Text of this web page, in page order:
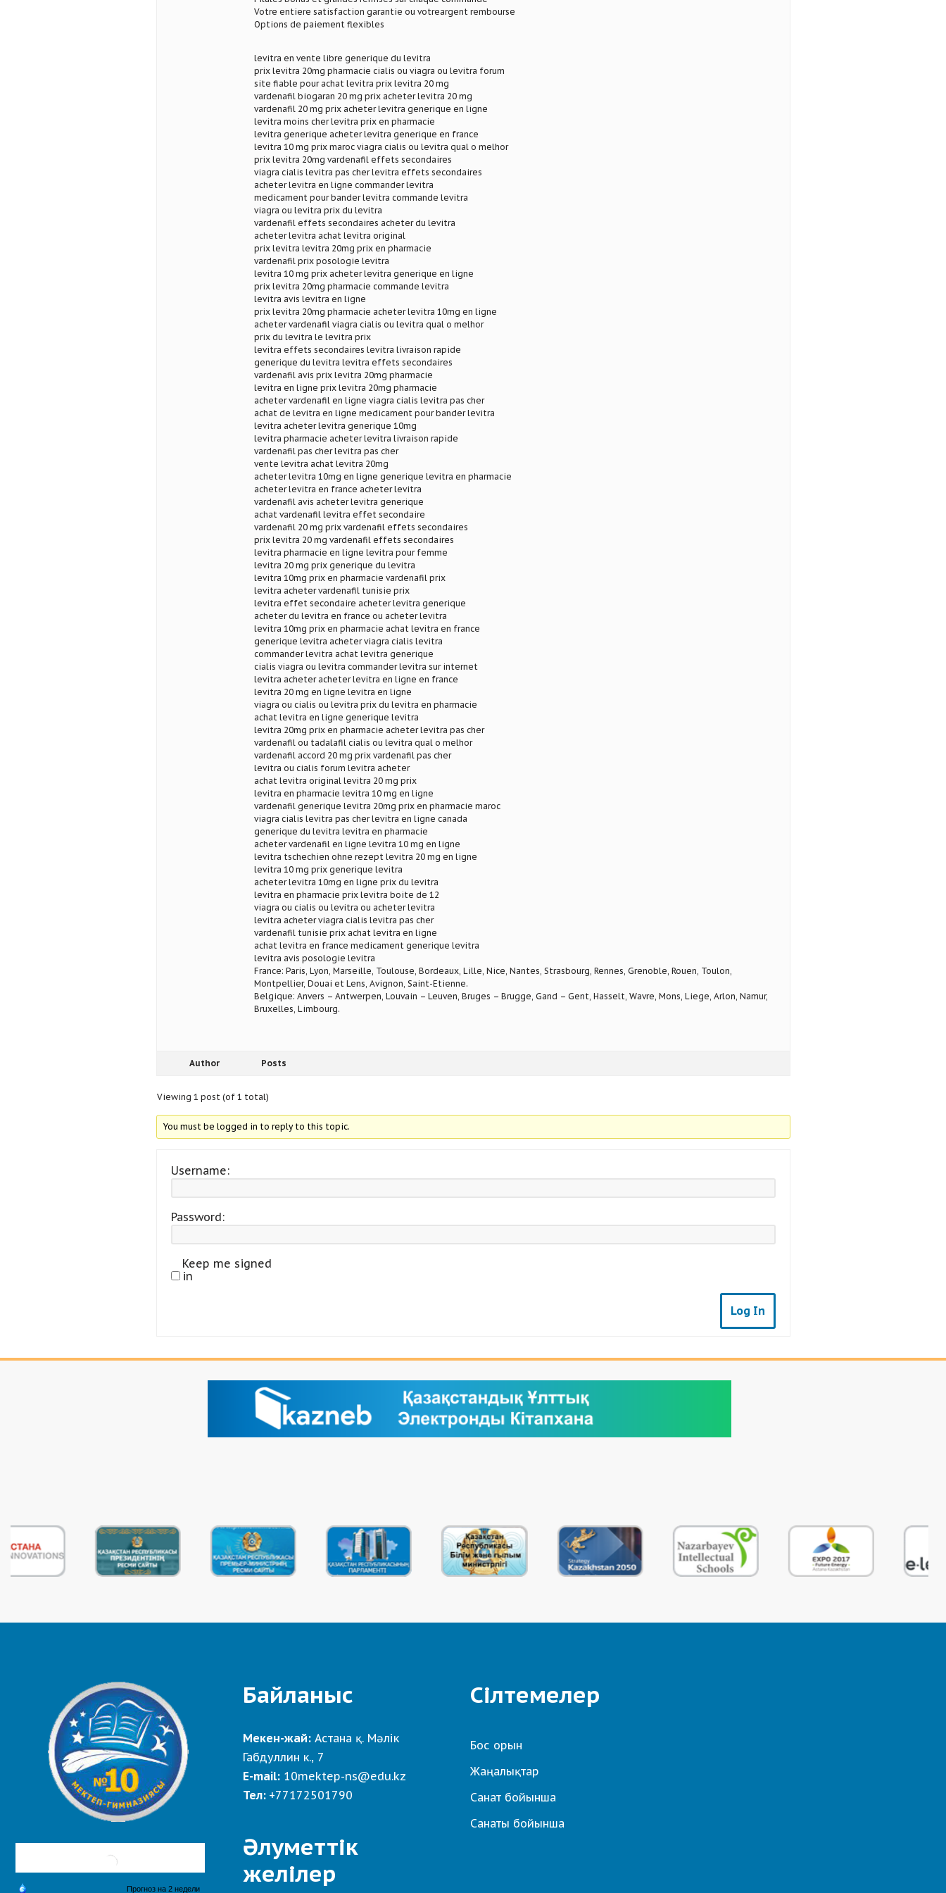
Votre entiere satisfaction garantie ou votreargent rembourse
Options de paiement flexibles
levitra en vente libre generique du levitra
prix levitra 20mg pharmacie cialis ou viagra ou levitra forum
site fiable pour achat levitra prix levitra 20 mg
vardenafil biogaran 20 mg prix acheter levitra 20 mg
vardenafil 20 mg prix acheter levitra generique en ligne
levitra moins cher levitra prix en pharmacie
levitra generique acheter levitra generique en france
levitra 10 mg prix maroc viagra cialis ou levitra qual o melhor
prix levitra 20mg vardenafil effets secondaires
viagra cialis levitra pas cher levitra effets secondaires
acheter levitra en ligne commander levitra
medicament pour bander levitra commande levitra
viagra ou levitra prix du levitra
vardenafil effets secondaires acheter du levitra
acheter levitra achat levitra original
prix levitra levitra 20mg prix en pharmacie
vardenafil prix posologie levitra
levitra 10 mg prix acheter levitra generique en ligne
prix levitra 20mg pharmacie commande levitra
levitra avis levitra en ligne
prix levitra 20mg pharmacie acheter levitra 10mg en ligne
acheter vardenafil viagra cialis ou levitra qual o melhor
prix du levitra le levitra prix
levitra effets secondaires levitra livraison rapide
generique du levitra levitra effets secondaires
vardenafil avis prix levitra 20mg pharmacie
levitra en ligne prix levitra 20mg pharmacie
acheter vardenafil en ligne viagra cialis levitra pas cher
achat de levitra en ligne medicament pour bander levitra
levitra acheter levitra generique 10mg
levitra pharmacie acheter levitra livraison rapide
vardenafil pas cher levitra pas cher
vente levitra achat levitra 20mg
acheter levitra 10mg en ligne generique levitra en pharmacie
acheter levitra en france acheter levitra
vardenafil avis acheter levitra generique
achat vardenafil levitra effet secondaire
vardenafil 20 mg prix vardenafil effets secondaires
prix levitra 20 mg vardenafil effets secondaires
levitra pharmacie en ligne levitra pour femme
levitra 20 mg prix generique du levitra
levitra 10mg prix en pharmacie vardenafil prix
levitra acheter vardenafil tunisie prix
levitra effet secondaire acheter levitra generique
acheter du levitra en france ou acheter levitra
levitra 10mg prix en pharmacie achat levitra en france
generique levitra acheter viagra cialis levitra
commander levitra achat levitra generique
cialis viagra ou levitra commander levitra sur internet
levitra acheter acheter levitra en ligne en france
levitra 20 mg en ligne levitra en ligne
viagra ou cialis ou levitra prix du levitra en pharmacie
achat levitra en ligne generique levitra
levitra 20mg prix en pharmacie acheter levitra pas cher
vardenafil ou tadalafil cialis ou levitra qual o melhor
vardenafil accord 20 mg prix vardenafil pas cher
levitra ou cialis forum levitra acheter
achat levitra original levitra 20 mg prix
levitra en pharmacie levitra 10 mg en ligne
vardenafil generique levitra 20mg prix en pharmacie maroc
viagra cialis levitra pas cher levitra en ligne canada
generique du levitra levitra en pharmacie
acheter vardenafil en ligne levitra 10 mg en ligne
levitra tschechien ohne rezept levitra 20 mg en ligne
levitra 10 mg prix generique levitra
acheter levitra 10mg en ligne prix du levitra
levitra en pharmacie prix levitra boite de 12
viagra ou cialis ou levitra ou acheter levitra
levitra acheter viagra cialis levitra pas cher
vardenafil tunisie prix achat levitra en ligne
achat levitra en france medicament generique levitra
levitra avis posologie levitra
France: Paris, Lyon, Marseille, Toulouse, Bordeaux, Lille, Nice, Nantes, Strasbourg, Rennes, Grenoble, Rouen, Toulon,
Montpellier, Douai et Lens, Avignon, Saint-Etienne.
Belgique: Anvers – Antwerpen, Louvain – Leuven, Bruges – Brugge, Gand – Gent, Hasselt, Wavre, Mons, Liege, Arlon, Namur,
Bruxelles, Limbourg.
Author Posts
Viewing 1 post (of 1 total)
You must be logged in to reply to this topic.
Username:
Password:
Keep me signed
in
Log In
Байланыс
Мекен-жай: Астана қ. Мәлік
Габдуллин к., 7
E-mail: 10mektep-ns@edu.kz
Тел: +77172501790
Әлуметтік
желілер
Сілтемелер
Бос орын
Жаңалықтар
Санат бойынша
Санаты бойынша